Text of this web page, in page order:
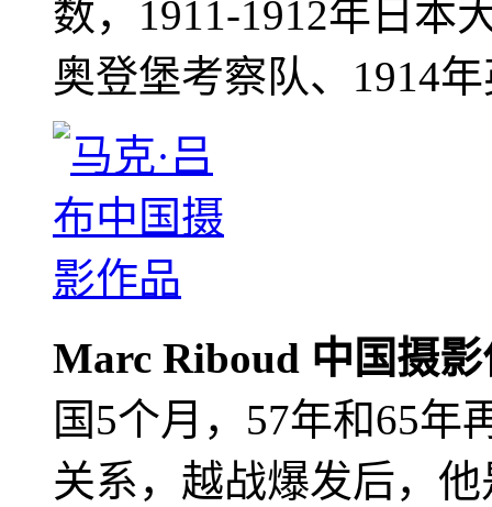
数，1911-1912年日本
奥登堡考察队、1914
Marc Riboud 中国摄
国5个月，57年和65年
关系，越战爆发后，